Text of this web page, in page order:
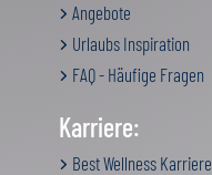
Angebote
Urlaubs Inspiration
FAQ - Häufige Fragen
Karriere:
Best Wellness Karriere